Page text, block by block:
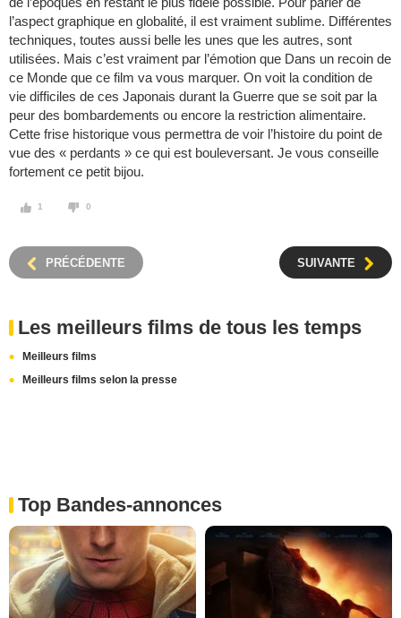
l’aspect graphique en globalité, il est vraiment sublime. Différentes
techniques, toutes aussi belle les unes que les autres, sont
utilisées. Mais c’est vraiment par l’émotion que Dans un recoin de
ce Monde que ce film va vous marquer. On voit la condition de
vie difficiles de ces Japonais durant la Guerre que se soit par la
peur des bombardements ou encore la restriction alimentaire.
Cette frise historique vous permettra de voir l’histoire du point de
vue des « perdants » ce qui est bouleversant. Je vous conseille
fortement ce petit bijou.
1 0
PRÉCÉDENTE SUIVANTE
Les meilleurs films de tous les temps
Meilleurs films
Meilleurs films selon la presse
Top Bandes-annonces